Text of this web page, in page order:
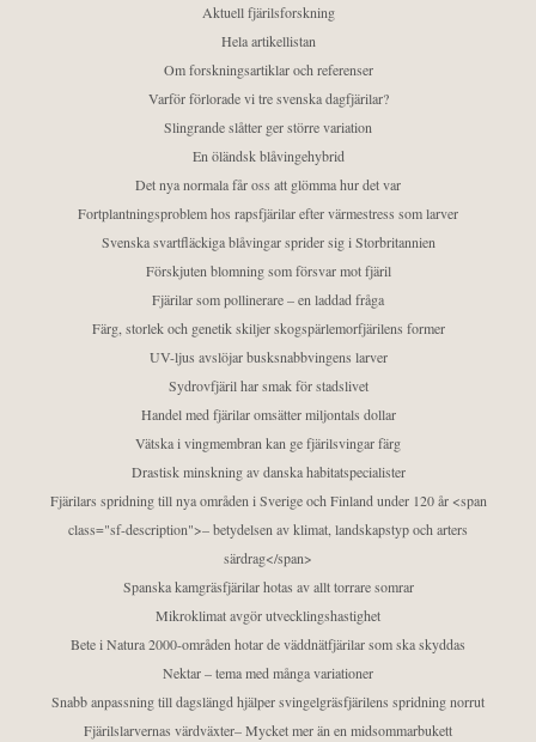
Aktuell fjärilsforskning
Hela artikellistan
Om forskningsartiklar och referenser
Varför förlorade vi tre svenska dagfjärilar?
Slingrande slåtter ger större variation
En öländsk blåvingehybrid
Det nya normala får oss att glömma hur det var
Fortplantningsproblem hos rapsfjärilar efter värmestress som larver
Svenska svartfläckiga blåvingar sprider sig i Storbritannien
Förskjuten blomning som försvar mot fjäril
Fjärilar som pollinerare – en laddad fråga
Färg, storlek och genetik skiljer skogspärlemorfjärilens former
UV-ljus avslöjar busksnabbvingens larver
Sydrovfjäril har smak för stadslivet
Handel med fjärilar omsätter miljontals dollar
Vätska i vingmembran kan ge fjärilsvingar färg
Drastisk minskning av danska habitatspecialister
Fjärilars spridning till nya områden i Sverige och Finland under 120 år <span
class="sf-description">– betydelsen av klimat, landskapstyp och arters
särdrag</span>
Spanska kamgräsfjärilar hotas av allt torrare somrar
Mikroklimat avgör utvecklingshastighet
Bete i Natura 2000-områden hotar de väddnätfjärilar som ska skyddas
Nektar – tema med många variationer
Snabb anpassning till dagslängd hjälper svingelgräsfjärilens spridning norrut
Fjärilslarvernas värdväxter– Mycket mer än en midsommarbukett